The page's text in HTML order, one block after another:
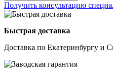
Получить консультацию
Быстрая доставка
Доставка по Екатеринбургу и